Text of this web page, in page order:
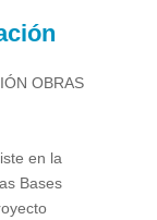
OBRAS
en la
Bases